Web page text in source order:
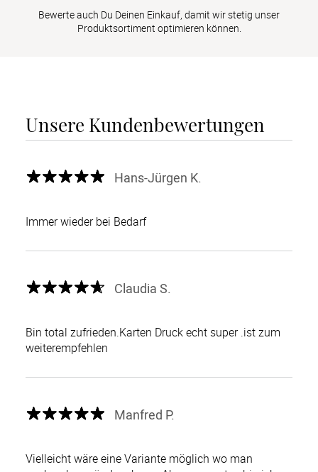
Bewerte auch Du Deinen Einkauf, damit wir stetig unser
Produktsortiment optimieren können.
Unsere Kundenbewertungen
Hans-Jürgen K.
Immer wieder bei Bedarf
Claudia S.
Bin total zufrieden.Karten Druck echt super .ist zum
weiterempfehlen
Manfred P.
Vielleicht wäre eine Variante möglich wo man